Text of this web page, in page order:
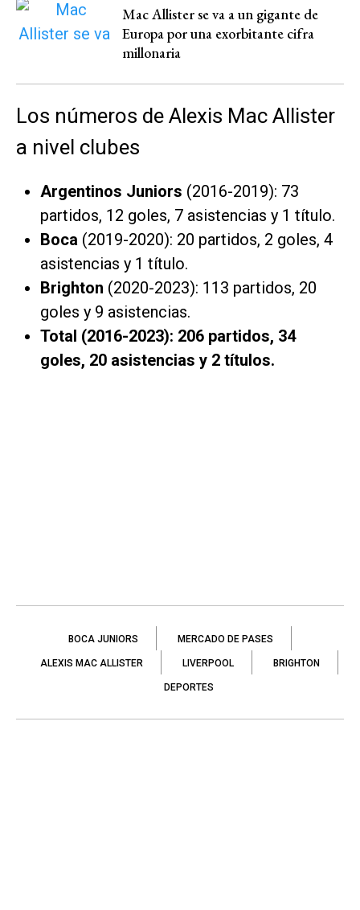
Mac Allister se va a un gigante de
Europa por una exorbitante cifra
millonaria
Los números de Alexis Mac Allister
a nivel clubes
Argentinos Juniors (2016-2019): 73
partidos, 12 goles, 7 asistencias y 1 título.
Boca (2019-2020): 20 partidos, 2 goles, 4
asistencias y 1 título.
Brighton (2020-2023): 113 partidos, 20
goles y 9 asistencias.
Total (2016-2023): 206 partidos, 34
goles, 20 asistencias y 2 títulos.
BOCA JUNIORS MERCADO DE PASES
ALEXIS MAC ALLISTER LIVERPOOL BRIGHTON
DEPORTES